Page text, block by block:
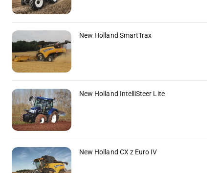
New Holland SmartTrax
New Holland IntelliSteer Lite
New Holland CX z Euro IV